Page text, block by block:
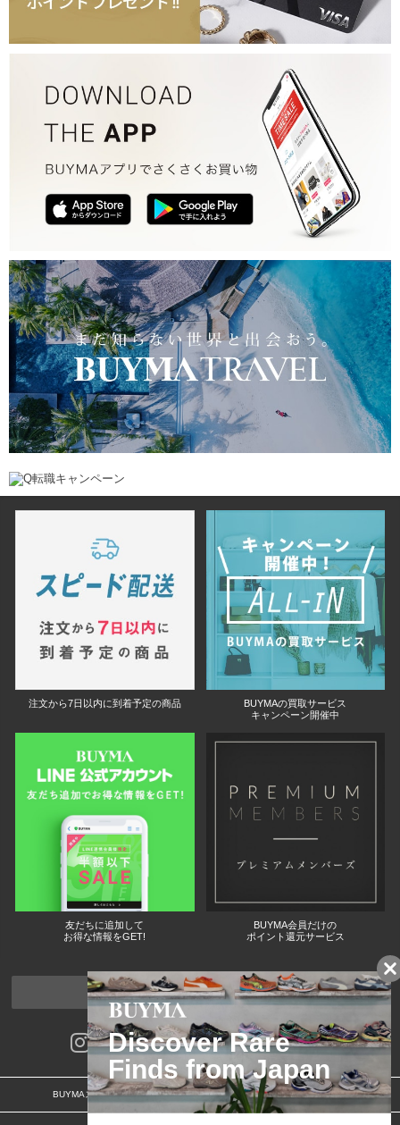
注文から7日以内に到着予定の商品
BUYMAの買取サービス
キャンペーン開催中
友だちに追加して
お得な情報をGET!
BUYMA会員だけの
ポイント還元サービス
ページトップへ
BUYMAスタートガイド 安心への取り組み